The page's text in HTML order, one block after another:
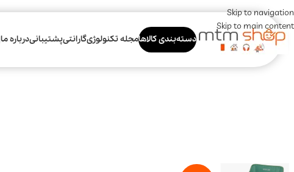
Skip to navigation
Skip to main content
دسته‌بندی کالاهامجله تکنولوژیگارانتیپشتیبانیدرباره ما